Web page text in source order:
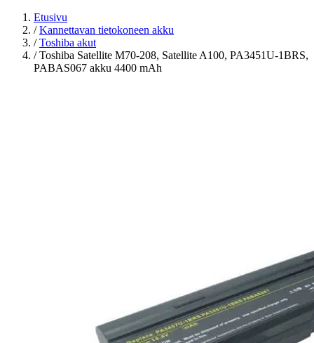
Etusivu
/ Kannettavan tietokoneen akku
/ Toshiba akut
/ Toshiba Satellite M70-208, Satellite A100, PA3451U-1BRS,
PABAS067 akku 4400 mAh